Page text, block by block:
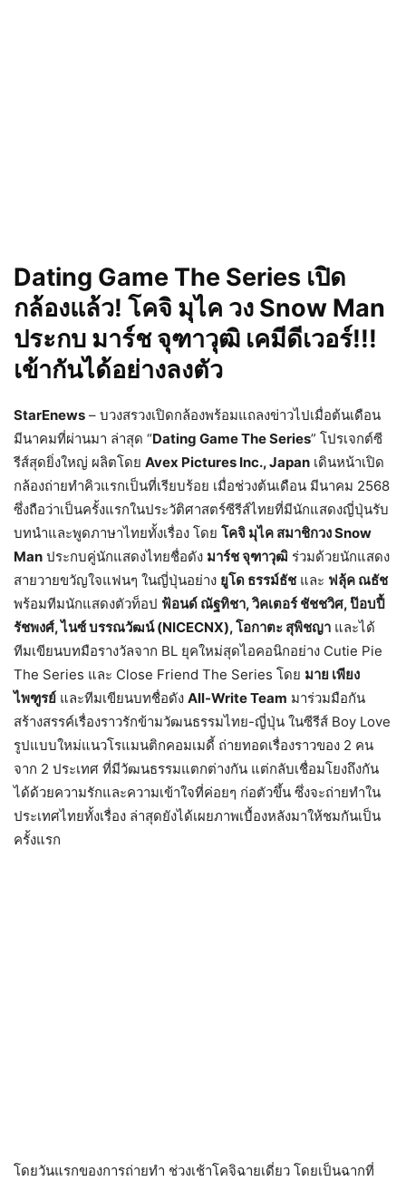
Dating Game The Series เปิด
กล้องแล้ว! โคจิ มุไค วง Snow Man
ประกบ มาร์ช จุฑาวุฒิ เคมีดีเวอร์!!!
เข้ากันได้อย่างลงตัว
StarEnews – บวงสรวงเปิดกล้องพร้อมแถลงข่าวไปเมื่อต้นเดือน
มีนาคมที่ผ่านมา ล่าสุด “Dating Game The Series” โปรเจกต์ซี
รีส์สุดยิ่งใหญ่ ผลิตโดย Avex Pictures Inc., Japan เดินหน้าเปิด
กล้องถ่ายทำคิวแรกเป็นที่เรียบร้อย เมื่อช่วงต้นเดือน มีนาคม 2568
ซึ่งถือว่าเป็นครั้งแรกในประวัติศาสตร์ซีรีส์ไทยที่มีนักแสดงญี่ปุ่นรับ
บทนำและพูดภาษาไทยทั้งเรื่อง โดย โคจิ มุไค สมาชิกวง Snow
Man ประกบคู่นักแสดงไทยชื่อดัง มาร์ช จุฑาวุฒิ ร่วมด้วยนักแสดง
สายวายขวัญใจแฟนๆ ในญี่ปุ่นอย่าง ยูโด ธรรม์ธัชและ ฟลุ้ค ณธัช
พร้อมทีมนักแสดงตัวท็อป ฟ้อนด์ ณัฐทิชา, วิคเตอร์ ชัชชวิศ, ป๊อบปี้
รัชพงศ์, ไนซ์ บรรณวัฒน์ (NICECNX), โอกาตะ สุพิชญา และได้
ทีมเขียนบทมือรางวัลจาก BL ยุคใหม่สุดไอคอนิกอย่าง Cutie Pie
The Series และ Close Friend The Series โดย มาย เพียง
ไพฑูรย์ และทีมเขียนบทชื่อดัง All-Write Team มาร่วมมือกัน
สร้างสรรค์เรื่องราวรักข้ามวัฒนธรรมไทย-ญี่ปุ่น ในซีรีส์ Boy Love
รูปแบบใหม่แนวโรแมนติกคอมเมดี้ ถ่ายทอดเรื่องราวของ 2 คน
จาก 2 ประเทศ ที่มีวัฒนธรรมแตกต่างกัน แต่กลับเชื่อมโยงถึงกัน
ได้ด้วยความรักและความเข้าใจที่ค่อยๆ ก่อตัวขึ้น ซึ่งจะถ่ายทำใน
ประเทศไทยทั้งเรื่อง ล่าสุดยังได้เผยภาพเบื้องหลังมาให้ชมกันเป็น
ครั้งแรก
โดยวันแรกของการถ่ายทำ ช่วงเช้าโคจิฉายเดี่ยว โดยเป็นฉากที่